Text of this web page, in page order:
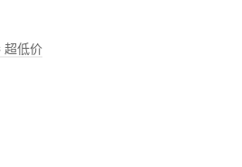
超低价